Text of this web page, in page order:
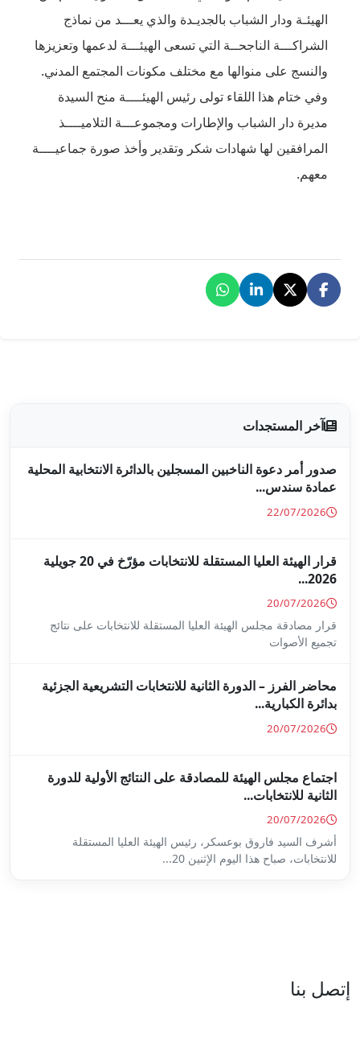
والذي يعـــد من نماذج
الهيئـــة لدعمها وتعزيزها
مكونات المجتمع المدني.
الهيئــــة منح السيدة
ومجموعـــة التلاميــــذ
وتقدير وأخذ صورة جماعيــــة
بالدائرة الانتخابية المحلية
قرار الهيئة العليا المستقلة للانتخابات مؤرّخ في 20 جويلية
المستقلة للانتخابات على نتائج
للانتخابات التشريعية الجزئية
على النتائج الأولية للدورة
الهيئة العليا المستقلة